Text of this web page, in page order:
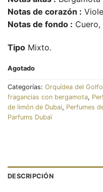
Notas de corazón :
Notas de fondo :
Tipo Mixto.
Agotado
Categorías: Orquídea del Golfo
fragancias con bergamota,
de limón de Dubai, Perfumes
Parfums Dubaï
DESCRIPCIÓN